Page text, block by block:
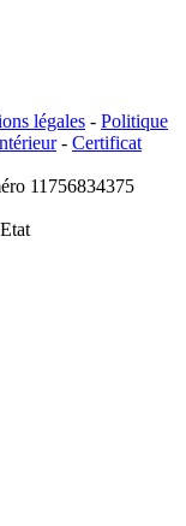
légales - Politique
- Certificat
11756834375